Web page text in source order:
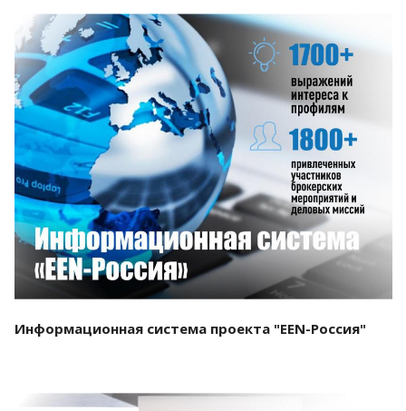
Смотреть проект
Информационная система проекта "EEN-Россия"